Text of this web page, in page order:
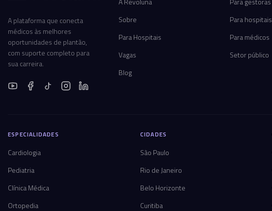
A plataforma que conecta
médicos às melhores
oportunidades de plantão,
com suporte completo para
sua carreira.
Sobre
Para Hospitais
Vagas
Blog
Para hospitais
Para médicos
Setor público
ESPECIALIDADES
Cardiologia
Pediatria
Clínica Médica
Ortopedia
CIDADES
São Paulo
Rio de Janeiro
Belo Horizonte
Curitiba